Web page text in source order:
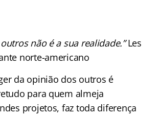
não é a sua realidade.”Les
norte-americano
da opinião dos outros é
para quem almeja
projetos, faz toda diferença